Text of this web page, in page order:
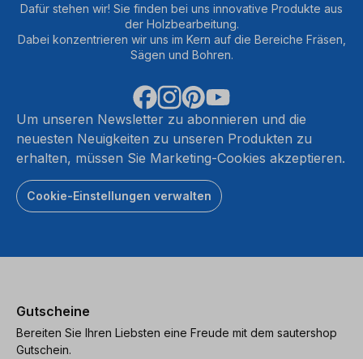
Dafür stehen wir! Sie finden bei uns innovative Produkte aus
der Holzbearbeitung.
Dabei konzentrieren wir uns im Kern auf die Bereiche Fräsen,
Sägen und Bohren.
Um unseren Newsletter zu abonnieren und die
neuesten Neuigkeiten zu unseren Produkten zu
erhalten, müssen Sie Marketing-Cookies akzeptieren.
Cookie-Einstellungen verwalten
Gutscheine
Bereiten Sie Ihren Liebsten eine Freude mit dem sautershop
Gutschein.